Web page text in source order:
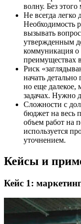
волну. Без
Не всегда легко
Необходимость
вызывать
утвержденным
коммуникация о
преимуществах
Риск
начать
но еще далекое,
задачах. Нужно
Сложности с
бюджет на весь
объем работ на
используется
уточнением.
Кейсы и
Кейс 1: